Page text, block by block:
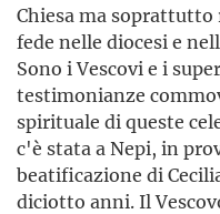
Chiesa ma soprattutto
fede nelle diocesi e
Sono i Vescovi e i
testimonianze
spirituale di queste
c'è stata a Nepi, in
beatificazione di
diciotto anni. Il